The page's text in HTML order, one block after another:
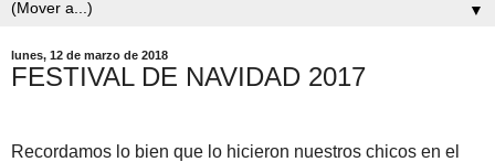
▼
lunes, 12 de marzo de 2018
FESTIVAL DE NAVIDAD 2017
Recordamos lo bien que lo hicieron nuestros chicos en el